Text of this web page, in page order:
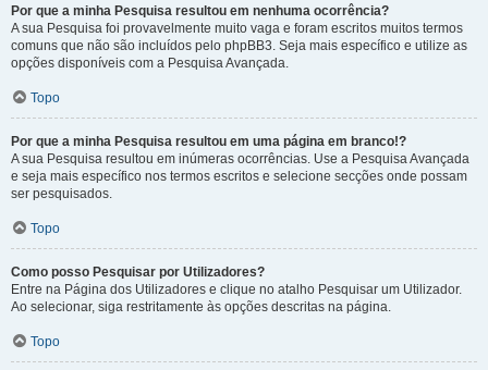
Por que a minha Pesquisa resultou em nenhuma ocorrência?
A sua Pesquisa foi provavelmente muito vaga e foram escritos muitos termos
comuns que não são incluídos pelo phpBB3. Seja mais específico e utilize as
opções disponíveis com a Pesquisa Avançada.
Topo
Por que a minha Pesquisa resultou em uma página em branco!?
A sua Pesquisa resultou em inúmeras ocorrências. Use a Pesquisa Avançada
e seja mais específico nos termos escritos e selecione secções onde possam
ser pesquisados.
Topo
Como posso Pesquisar por Utilizadores?
Entre na Página dos Utilizadores e clique no atalho Pesquisar um Utilizador.
Ao selecionar, siga restritamente às opções descritas na página.
Topo